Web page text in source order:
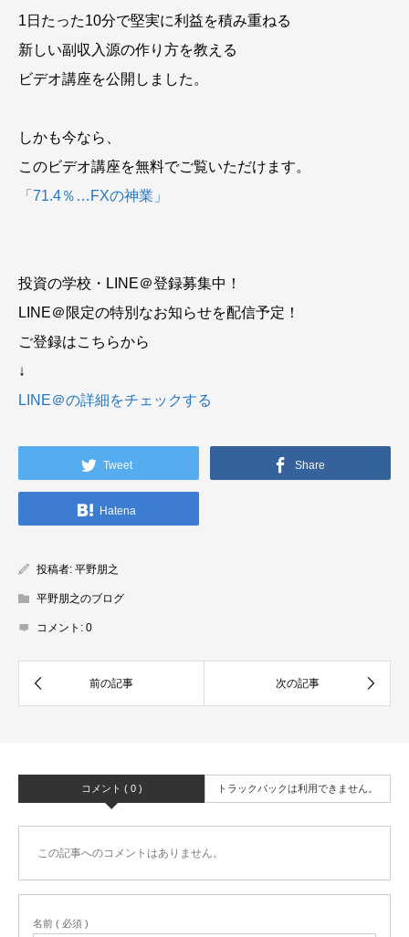
1日たった10分で堅実に利益を積み重ねる
新しい副収入源の作り方を教える
ビデオ講座を公開しました。
しかも今なら、
このビデオ講座を無料でご覧いただけます。
「71.4％…FXの神業」
投資の学校・LINE＠登録募集中！
LINE＠限定の特別なお知らせを配信予定！
ご登録はこちらから
↓
LINE＠の詳細をチェックする
Tweet Share
Hatena
投稿者: 平野朋之
平野朋之のブログ
コメント: 0
コメント ( 0 ) トラックバックは利用できません。
この記事へのコメントはありません。
名前 ( 必須 )